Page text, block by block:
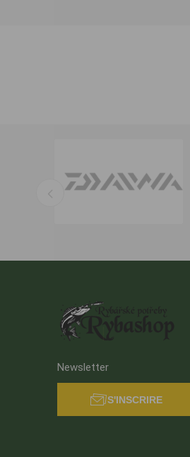
Newsletter
S'INSCRIRE